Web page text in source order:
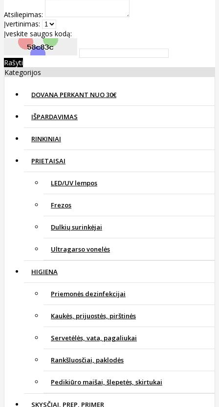
Atsiliepimas:
Įvertinimas:
Įveskite saugos kodą:
Rašyti
Kategorijos
DOVANA PERKANT NUO 30€
IŠPARDAVIMAS
RINKINIAI
PRIETAISAI
LED/UV lempos
Frezos
Dulkių surinkėjai
Ultragarso vonelės
HIGIENA
Priemonės dezinfekcijai
Kaukės, prijuostės, pirštinės
Servetėlės, vata, pagaliukai
Rankšluosčiai, paklodės
Pedikiūro maišai, šlepetės, skirtukai
SKYSČIAI, PREP, PRIMER